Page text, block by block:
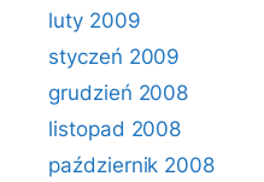
luty 2009
styczeń 2009
grudzień 2008
listopad 2008
październik 2008